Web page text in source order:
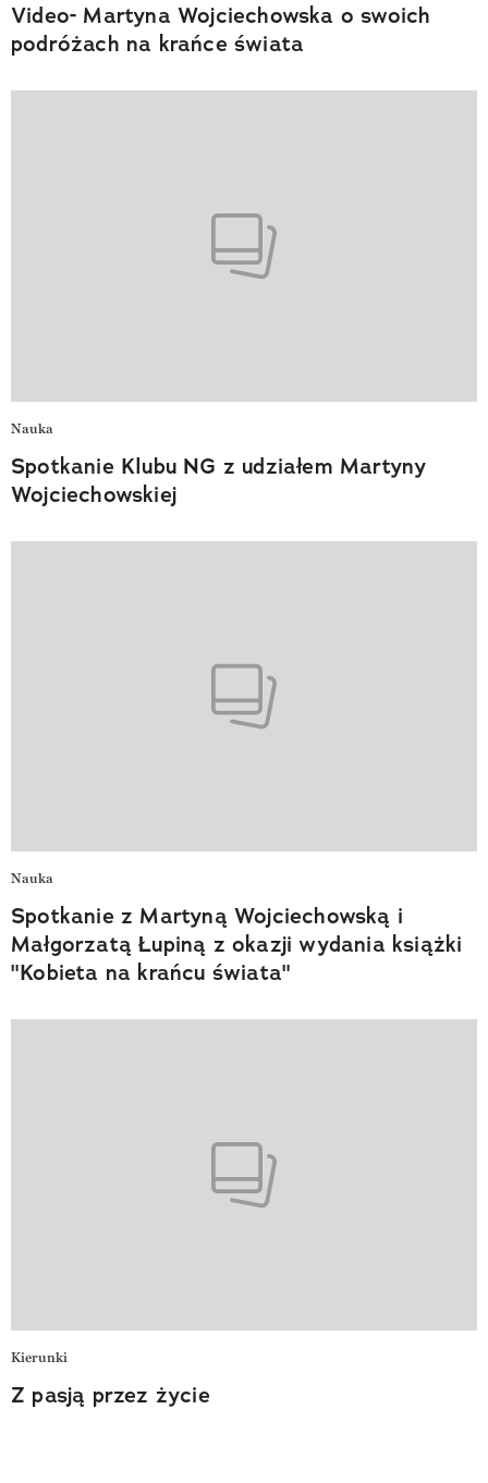
Video- Martyna Wojciechowska o swoich
podróżach na krańce świata
Nauka
Spotkanie Klubu NG z udziałem Martyny
Wojciechowskiej
Nauka
Spotkanie z Martyną Wojciechowską i
Małgorzatą Łupiną z okazji wydania książki
"Kobieta na krańcu świata"
Kierunki
Z pasją przez życie